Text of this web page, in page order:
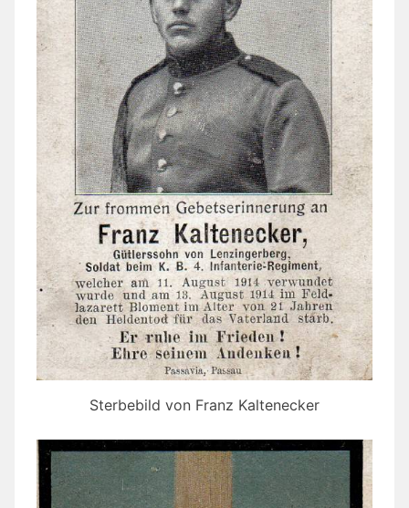
Sterbebild von Franz Kaltenecker